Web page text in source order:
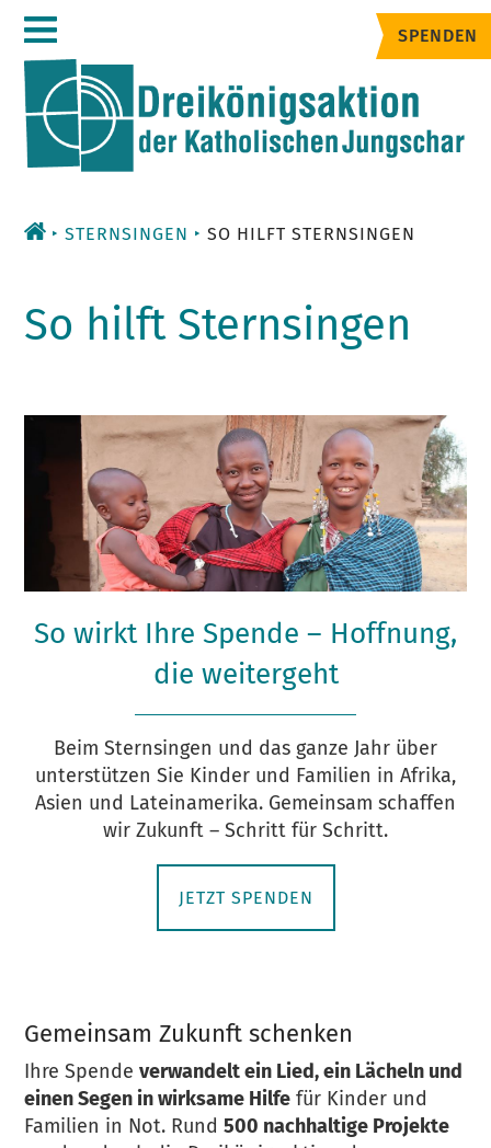
Zum
Inhalt
SPENDEN
STERNSINGEN SO HILFT STERNSINGEN
So hilft Sternsingen
So wirkt Ihre Spende – Hoffnung,
die weitergeht
Beim Sternsingen und das ganze Jahr über
unterstützen Sie Kinder und Familien in Afrika,
Asien und Lateinamerika. Gemeinsam schaffen
wir Zukunft – Schritt für Schritt.
JETZT SPENDEN
Gemeinsam Zukunft schenken
Ihre Spendeverwandelt ein Lied, ein Lächeln und
einen Segen in wirksame Hilfe für Kinder und
Familien in Not. Rund500 nachhaltige Projekte